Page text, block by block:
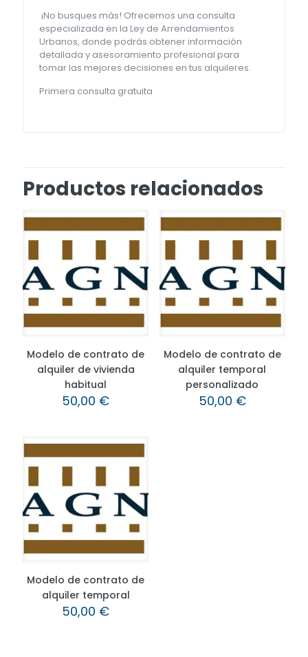
¡No busques más! Ofrecemos una consulta
especializada en la Ley de Arrendamientos
Urbanos, donde podrás obtener información
detallada y asesoramiento profesional para
tomar las mejores decisiones en tus alquileres.
Primera consulta gratuita
Productos relacionados
Modelo de contrato de
alquiler de vivienda
habitual
50,00 €
Modelo de contrato de
alquiler temporal
personalizado
50,00 €
Modelo de contrato de
alquiler temporal
50,00 €